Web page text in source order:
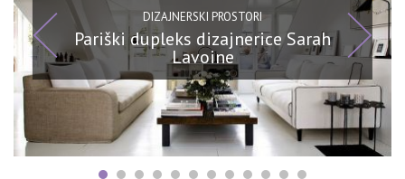
DIZAJNERSKI PROSTORI
Pariški dupleks dizajnerice Sarah
Lavoine